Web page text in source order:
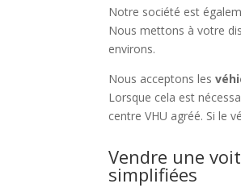
Notre société est
Nous mettons à votre
environs.
Nous acceptons les
Lorsque cela est
centre VHU agréé. Si le
Vendre une
simplifiées